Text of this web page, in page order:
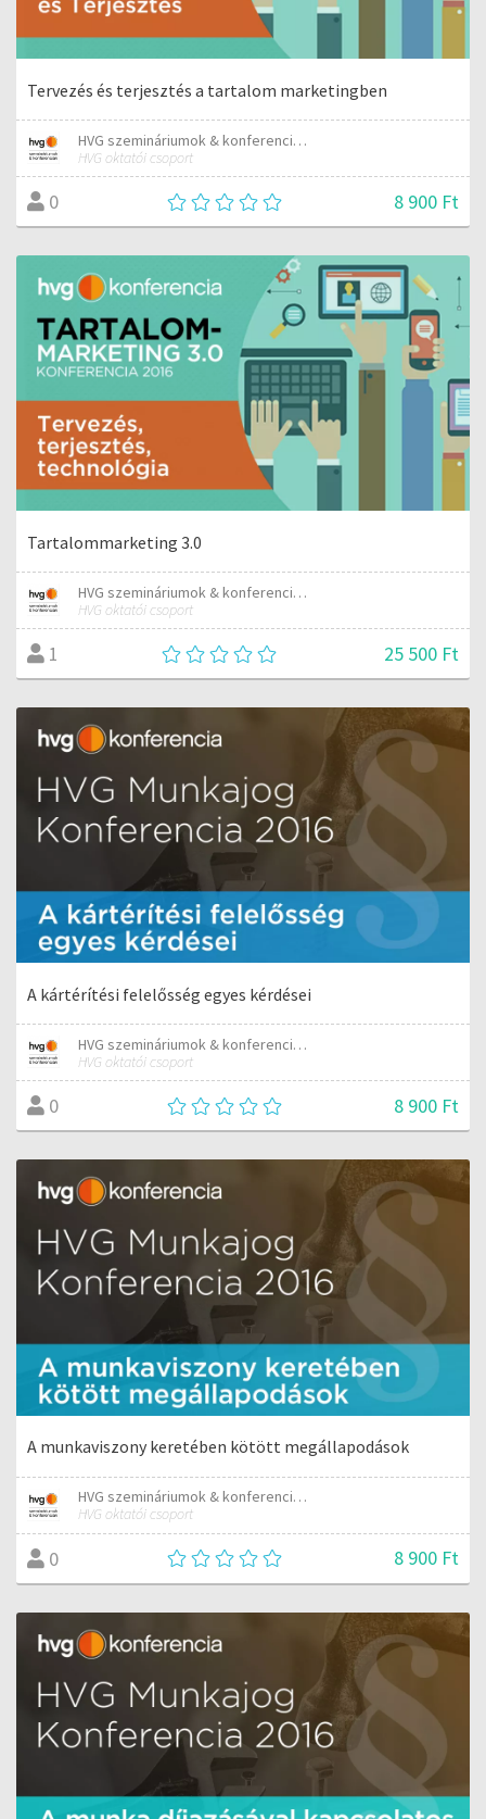
Tervezés és terjesztés a tartalom marketingben
HVG szemináriumok & konferenciák
HVG oktatói csoport
0 8 900 Ft
Tartalommarketing 3.0
HVG szemináriumok & konferenciák
HVG oktatói csoport
1 25 500 Ft
A kártérítési felelősség egyes kérdései
HVG szemináriumok & konferenciák
HVG oktatói csoport
0 8 900 Ft
A munkaviszony keretében kötött megállapodások
HVG szemináriumok & konferenciák
HVG oktatói csoport
0 8 900 Ft